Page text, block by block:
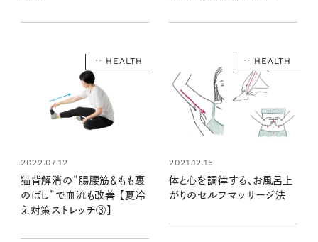
HEALTH
2022.07.12
猫背解消の“腸腰筋＆もも裏
のばし”で血流も改善 【夏冷
え対策ストレッチ③】
HEALTH
2021.12.15
体と心を調律する、お風呂上
がりのセルフマッサージ法